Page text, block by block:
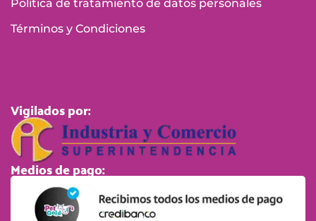
Política de tratamiento de datos personales
Términos y Condiciones
Vigilados por:
Medios de pago: